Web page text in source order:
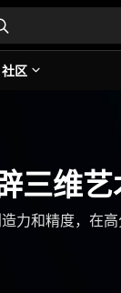
社区
三维
力和精度，在